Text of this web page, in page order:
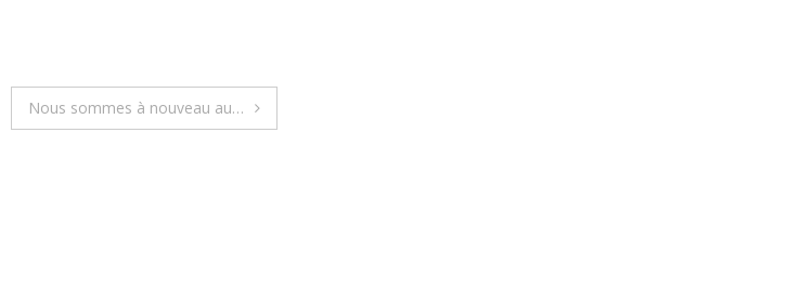
Nous sommes à nouveau au…